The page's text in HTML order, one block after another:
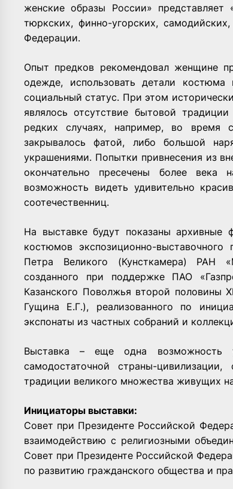
женские образы России» представляет
тюркских, финно-угорских,
Федерации.
Опыт предков рекомендовал женщине
одежде, использовать детали
социальный статус. При этом
являлось отсутствие бытовой
редких случаях, например, во время
закрывалось фатой, либо большой
украшениями. Попытки привнесения из
окончательно пресечены более
возможность видеть удивительно
соотечественниц.
На выставке будут показаны архивные
костюмов экспозиционно-
Петра Великого (Кунсткамера) РАН
созданного при поддержке ПАО
Казанского Поволжья второй половины
Гущина Е.Г.), реализованного по
экспонаты из частных собраний и
Выставка – еще одна возможность
самодостаточной страны-
традиции великого множества живущих
Инициаторы выставки:
Совет при Президенте Российской
взаимодействию с религиозными
Совет при Президенте Российской
по развитию гражданского общества и